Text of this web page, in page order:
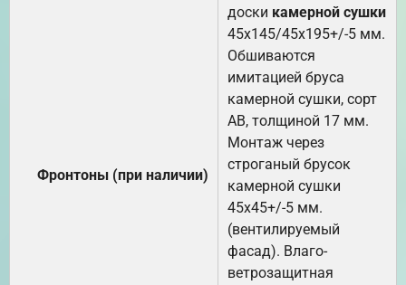
Фронтоны (при наличии)
доски камерной сушки
45х145/45х195+/-5 мм.
Обшиваются
имитацией бруса
камерной сушки, сорт
АВ, толщиной 17 мм.
Монтаж через
строганый брусок
камерной сушки
45х45+/-5 мм.
(вентилируемый
фасад). Влаго-
ветрозащитная